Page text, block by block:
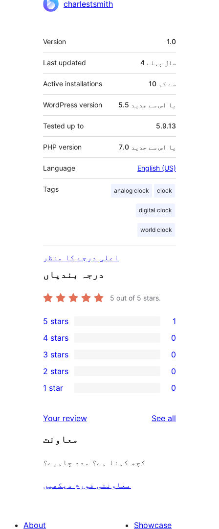
شراکتcharlestsmith
میٹا
Version 1.0
Last updated 4 سال پہلے
Active installations 10 سے کم
WordPress version 5.5 یا اس سے جدید
Tested up to 5.9.13
PHP version 7.0 یا اس سے جدید
Language English (US)
Tags analog clock clock
digital clock
world clock
اعلی درجے کا منظر
درجہ بندیاں
5 out of 5 stars.
1
5-
star
review
5 stars 1
4-
star
reviews
4 stars 0
0
3-
star
3 stars 0
2-
reviews
2 stars 0
star
reviews
1 star 0
Your review See all
معاونت
کچھ کہنا ہے؟ مدد چاہیے؟
معاونتی فورم دیکھیں
About
Showcase